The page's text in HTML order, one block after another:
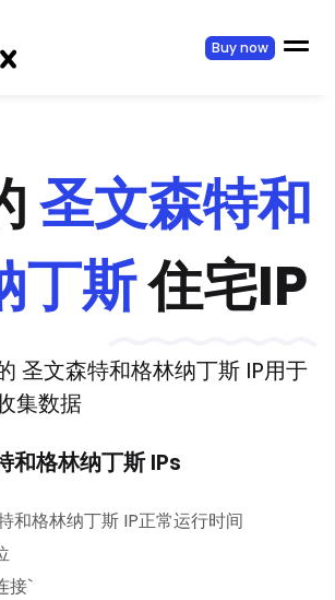
Buy now
圣文森特和
丁斯住宅IP
圣文森特和格林纳丁斯 IP用于
集数据
和格林纳丁斯IPs
和格林纳丁斯 IP正常运行时间
接`